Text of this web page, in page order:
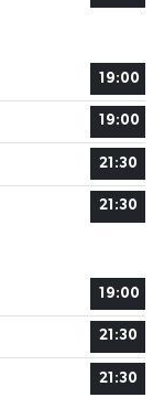
19:00
19:00
21:30
21:30
19:00
21:30
21:30